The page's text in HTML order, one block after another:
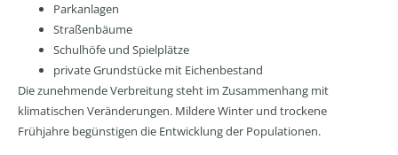
Parkanlagen
Straßenbäume
Schulhöfe und Spielplätze
private Grundstücke mit Eichenbestand
Die zunehmende Verbreitung steht im Zusammenhang mit
klimatischen Veränderungen. Mildere Winter und trockene
Frühjahre begünstigen die Entwicklung der Populationen.